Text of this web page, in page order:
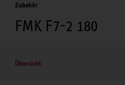
Zubehör
FMK F7-2 180
Übersicht